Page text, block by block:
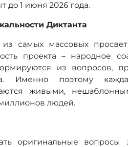
до 1 июня 2026 года.
Диктанта
самых массовых
проекта – народное
из вопросов,
Именно поэтому
живыми,
людей.
оригинальные вопросы